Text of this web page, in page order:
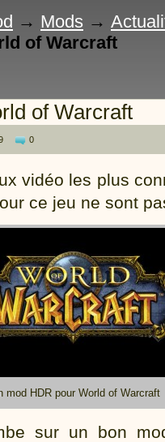
→ Mods →
of Warcraft
of Warcraft
0
vidéo les plus
ce jeu ne sont
mod HDR pour World of Warcraft
sur un bon